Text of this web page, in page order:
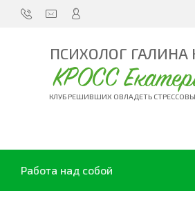
ПСИХОЛОГ ГАЛИНА
КРОСС
КЛУБ РЕШИВШИХ ОВЛАДЕТЬ
Работа над собой